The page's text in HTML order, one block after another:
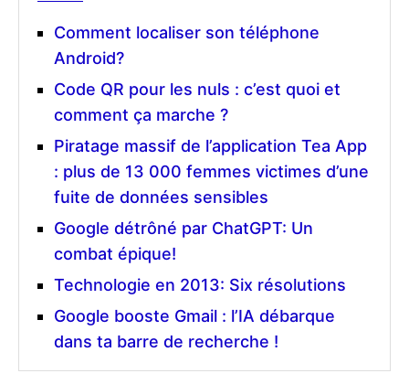
Comment localiser son téléphone
Android?
Code QR pour les nuls : c’est quoi et
comment ça marche ?
Piratage massif de l’application Tea App
: plus de 13 000 femmes victimes d’une
fuite de données sensibles
Google détrôné par ChatGPT: Un
combat épique!
Technologie en 2013: Six résolutions
Google booste Gmail : l’IA débarque
dans ta barre de recherche !